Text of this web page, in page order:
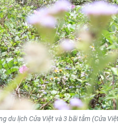
du lịch Cửa Việt và 3 bãi tắm (Cửa